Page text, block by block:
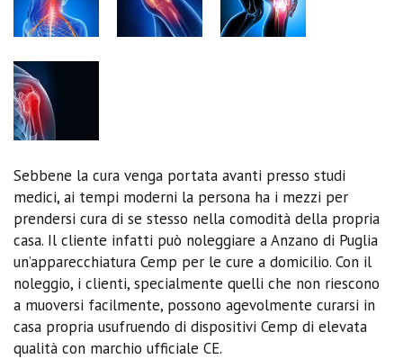
Sebbene la cura venga portata avanti presso studi
medici, ai tempi moderni la persona ha i mezzi per
prendersi cura di se stesso nella comodità della propria
casa. Il cliente infatti può noleggiare a Anzano di Puglia
un’apparecchiatura Cemp per le cure a domicilio. Con il
noleggio, i clienti, specialmente quelli che non riescono
a muoversi facilmente, possono agevolmente curarsi in
casa propria usufruendo di dispositivi Cemp di elevata
qualità con marchio ufficiale CE.